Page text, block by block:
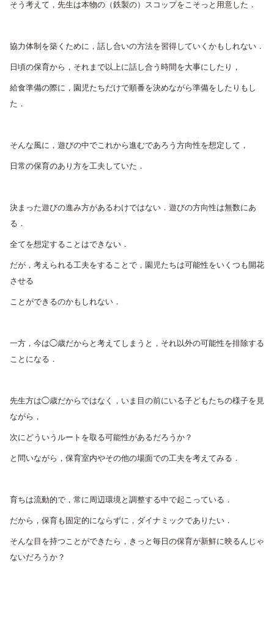
そう考えて，先生は本物の（鉄製の）スコップをこそっと用意した．
協力体制を築くために，話し合いの方法を習得していくかもしれない．
日頃の保育から，それまで以上に話し合う時間を大事にしたり，
給食準備の際に，園児たちだけで順番を決めながら準備をしたりもし
た．
そんな風に，遊びの中でこれから進むであろう方向性を想定して，
日常の保育のあり方を工夫していた．
決まった遊びの進み方があるわけではない．遊びの方向性は無数にあ
る．
全てを想定することはできない．
だが，考えられる工夫をすることで，園児たちは可能性をいくつも開花
させる
ことができるのかもしれない．
一方，今は◯歳だからと考えてしまうと，それ以外の可能性を排除する
ことになる．
先生方は◯歳だからではなく，いま目の前にいる子どもたちの様子を見
ながら，
次にどういうルートを取る可能性があるだろうか？
と問いながら，保育室内やその他の場面での工夫を考えてみる．
育ちは流動的で，常に周辺環境と調整する中で起こっている．
だから，保育も固定的にならずに，ダイナミックでありたい．
そんな目を持つことができたら，きっと毎日の保育が新鮮に映るんじゃ
ないだろうか？